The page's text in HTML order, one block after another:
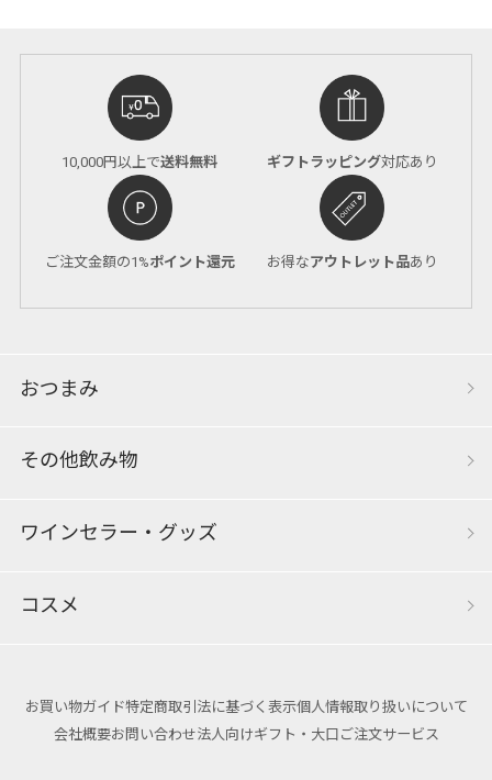
10,000円以上で送料無料 ギフトラッピング対応あり
ご注文金額の1%ポイント還元 お得なアウトレット品あり
おつまみ
その他飲み物
ワインセラー・グッズ
コスメ
お買い物ガイド特定商取引法に基づく表示個人情報取り扱いについて
会社概要お問い合わせ法人向けギフト・大口ご注文サービス